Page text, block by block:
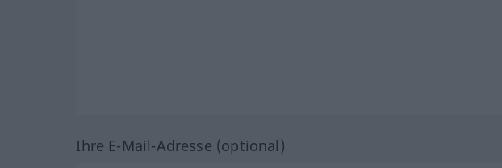
Ihre E-Mail-Adresse (optional)